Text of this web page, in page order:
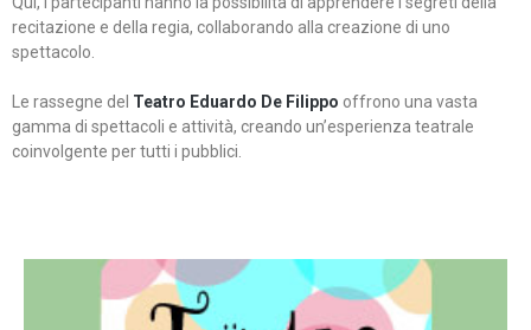
recitazione e della regia, collaborando alla creazione di uno
spettacolo.
Le rassegne del Teatro Eduardo De Filippo offrono una vasta
gamma di spettacoli e attività, creando un’esperienza teatrale
coinvolgente per tutti i pubblici.